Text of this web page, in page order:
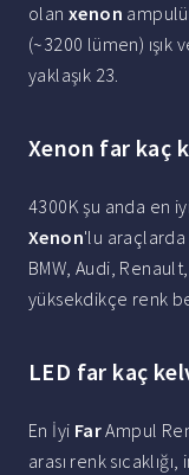
olan xenon
(~3200 lümen)
yaklaşık 23.
Xenon far kaç
4300K şu anda en iyi
Xenon'lu araçlarda
BMW, Audi,
yüksekdikçe renk
LED far kaç
En İyi FarAmpul
arası renk